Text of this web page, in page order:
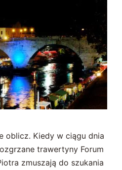
oblicz. Kiedy w ciągu dnia
trawertyny Forum
zmuszają do szukania